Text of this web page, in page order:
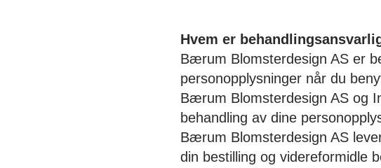
Hvem er
Bærum Blomsterdesign AS er
personopplysninger når du
Bærum Blomsterdesign AS og
behandling av dine
Bærum Blomsterdesign AS
din bestilling og videreformidle